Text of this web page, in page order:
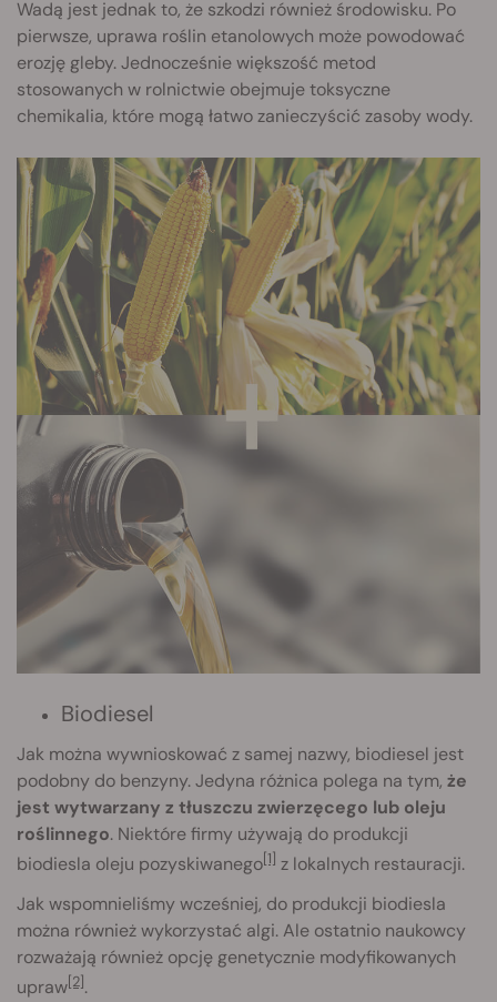
Wadą jest jednak to, że szkodzi również środowisku. Po
pierwsze, uprawa roślin etanolowych może powodować
erozję gleby. Jednocześnie większość metod
stosowanych w rolnictwie obejmuje toksyczne
chemikalia, które mogą łatwo zanieczyścić zasoby wody.
Biodiesel
Jak można wywnioskować z samej nazwy, biodiesel jest
podobny do benzyny. Jedyna różnica polega na tym, że
jest wytwarzany z tłuszczu zwierzęcego lub oleju
roślinnego. Niektóre firmy używają do produkcji
biodiesla oleju pozyskiwanego[1] z lokalnych restauracji.
Jak wspomnieliśmy wcześniej, do produkcji biodiesla
można również wykorzystać algi. Ale ostatnio naukowcy
rozważają również opcję genetycznie modyfikowanych
upraw[2].